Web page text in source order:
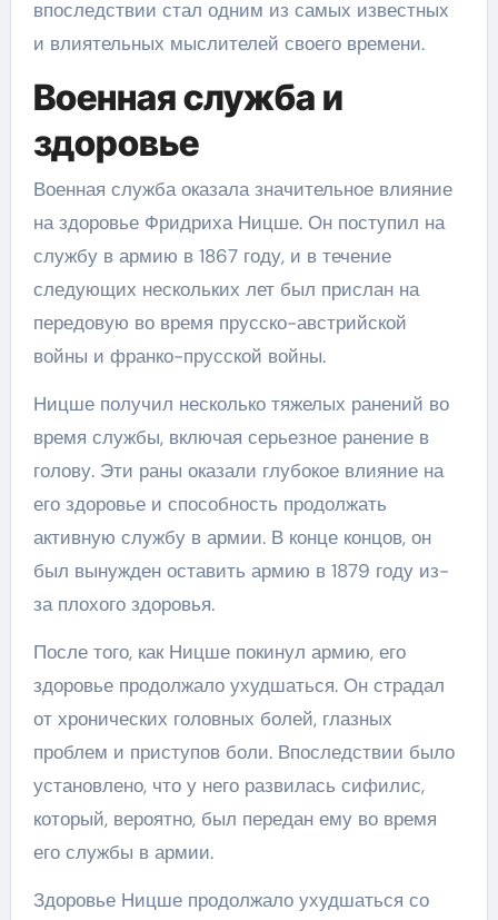
впоследствии стал одним из самых известных
и влиятельных мыслителей своего времени.
Военная служба и
здоровье
Военная служба оказала значительное влияние
на здоровье Фридриха Ницше. Он поступил на
службу в армию в 1867 году, и в течение
следующих нескольких лет был прислан на
передовую во время прусско-австрийской
войны и франко-прусской войны.
Ницше получил несколько тяжелых ранений во
время службы, включая серьезное ранение в
голову. Эти раны оказали глубокое влияние на
его здоровье и способность продолжать
активную службу в армии. В конце концов, он
был вынужден оставить армию в 1879 году из-
за плохого здоровья.
После того, как Ницше покинул армию, его
здоровье продолжало ухудшаться. Он страдал
от хронических головных болей, глазных
проблем и приступов боли. Впоследствии было
установлено, что у него развилась сифилис,
который, вероятно, был передан ему во время
его службы в армии.
Здоровье Ницше продолжало ухудшаться со